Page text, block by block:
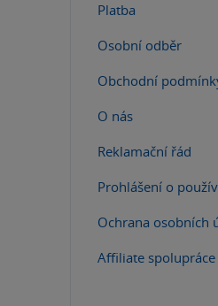
Platba
Osobní odběr
Obchodní
O nás
Reklamační řád
Prohlášení o
Ochrana osobních
Affiliate spolupráce